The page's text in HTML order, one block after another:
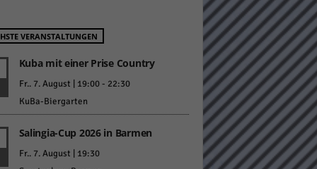
VERANSTALTUNGEN
Kuba mit einer Prise Country
Fr.. 7. August | 19:00- 22:30
KuBa-Biergarten
Salingia-Cup 2026 in Barmen
Fr.. 7. August | 19:30
z.
Zurück